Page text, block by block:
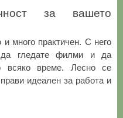
за вашето
много практичен. С него
гледате филми и да
всяко време. Лесно се
идеален за работа и